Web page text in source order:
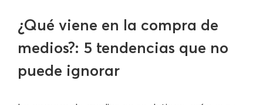
¿Qué viene en la compra de
medios?: 5 tendencias que no
puede ignorar